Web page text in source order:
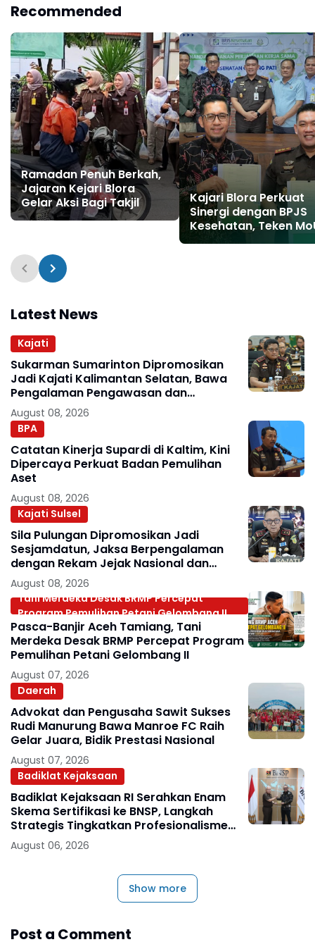
Recommended
Ramadan Penuh Berkah,
Jajaran Kejari Blora
Gelar Aksi Bagi Takjil
Kajari Blora Perkuat
Sinergi dengan BPJS
Kesehatan, Teken
Bidang Datun
Latest News
Kajati
Sukarman Sumarinton Dipromosikan
Jadi Kajati Kalimantan Selatan, Bawa
Pengalaman Pengawasan dan
Kepemimpinan
August 08, 2026
BPA
Catatan Kinerja Supardi di Kaltim, Kini
Dipercaya Perkuat Badan Pemulihan
Aset
August 08, 2026
Kajati Sulsel
Sila Pulungan Dipromosikan Jadi
Sesjamdatun, Jaksa Berpengalaman
dengan Rekam Jejak Nasional dan
Internasional
August 08, 2026
Tani Merdeka Desak BRMP Percepat
Program Pemulihan Petani Gelombang II
Pasca-Banjir Aceh Tamiang, Tani
Merdeka Desak BRMP Percepat Program
Pemulihan Petani Gelombang II
August 07, 2026
Daerah
Advokat dan Pengusaha Sawit Sukses
Rudi Manurung Bawa Manroe FC Raih
Gelar Juara, Bidik Prestasi Nasional
August 07, 2026
Badiklat Kejaksaan
Badiklat Kejaksaan RI Serahkan Enam
Skema Sertifikasi ke BNSP, Langkah
Strategis Tingkatkan Profesionalisme
Jaksa
August 06, 2026
Show more
Post a Comment